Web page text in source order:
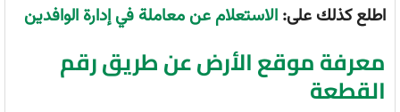
اطلع كذلك على: الاستعلام عن معاملة في إدارة الوافدين
معرفة موقع الأرض عن طريق رقم
القطعة